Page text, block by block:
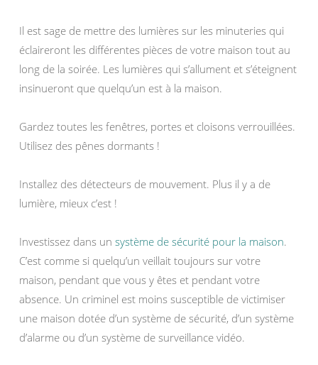
Il est sage de mettre des lumières sur les minuteries qui
éclaireront les différentes pièces de votre maison tout au
long de la soirée. Les lumières qui s’allument et s’éteignent
insinueront que quelqu’un est à la maison.
Gardez toutes les fenêtres, portes et cloisons verrouillées.
Utilisez des pênes dormants !
Installez des détecteurs de mouvement. Plus il y a de
lumière, mieux c’est !
Investissez dans un système de sécurité pour la maison.
C’est comme si quelqu’un veillait toujours sur votre
maison, pendant que vous y êtes et pendant votre
absence. Un criminel est moins susceptible de victimiser
une maison dotée d’un système de sécurité, d’un système
d’alarme ou d’un système de surveillance vidéo.